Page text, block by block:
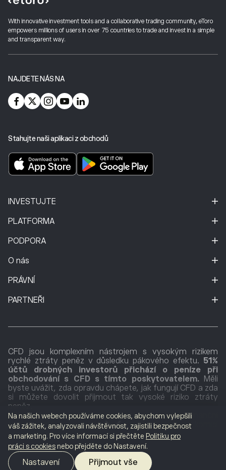
With innovative investment tools and a collaborative trading community, eToro
empowers millions of users in over 75 countries to trade and invest in a simple
and transparent way.
NAJDETE NÁS NA
Stahujte naši aplikaci z obchodů
INVESTUJTE
PLATFORMA
PODPORA
O nás
PRÁVNÍ
PARTNEŘI
CFD jsou komplexním nástrojem s vysokým rizikem
rychlé ztráty peněz v důsledku pákového efektu. 51%
účtů drobných investorů přichází o peníze při
obchodování s CFD s tímto poskytovatelem.Měli
byste uvážit, zda opravdu chápete, jak fungují CFD a zda
si můžete dovolit přijmout tak vysoké riziko ztráty
peněz.
eToro (Europe) Ltd., společnost poskytující finanční
služby, která je povolena a regulována Kyperskou komisí
pro cenné papíry (CySEC) pod licencí č. 109/10.
Registrována na Kypru pod číslem společnosti HE
200585. Sídlo společnosti: Neocleous Tower, třída
Archbishopa Makariose III 199, 9. patro, Limassol 3030,
Na našich webech používáme cookies, abychom vylepšili
váš zážitek, analyzovali návštěvnost, zajistili bezpečnost
a marketing. Pro více informací si přečtěte Politiku pro
práci s cookiesnebo přejděte do Nastavení.
Nastavení Přijmout vše